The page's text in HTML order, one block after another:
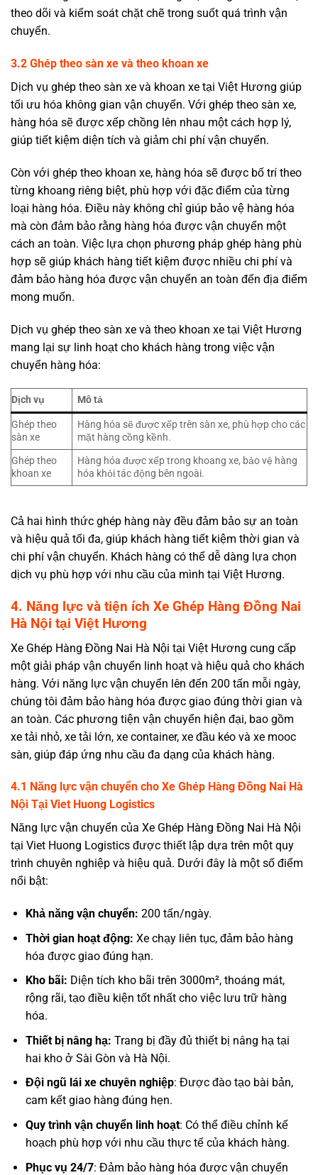
theo dõi và kiểm soát chặt chẽ trong suốt quá trình vận
chuyển.
3.2 Ghép theo sàn xe và theo khoan xe
Dịch vụ ghép theo sàn xe và khoan xe tại Việt Hương giúp
tối ưu hóa không gian vận chuyển. Với ghép theo sàn xe,
hàng hóa sẽ được xếp chồng lên nhau một cách hợp lý,
giúp tiết kiệm diện tích và giảm chi phí vận chuyển.
Còn với ghép theo khoan xe, hàng hóa sẽ được bố trí theo
từng khoang riêng biệt, phù hợp với đặc điểm của từng
loại hàng hóa. Điều này không chỉ giúp bảo vệ hàng hóa
mà còn đảm bảo rằng hàng hóa được vận chuyển một
cách an toàn. Việc lựa chọn phương pháp ghép hàng phù
hợp sẽ giúp khách hàng tiết kiệm được nhiều chi phí và
đảm bảo hàng hóa được vận chuyển an toàn đến địa điểm
mong muốn.
Dịch vụ ghép theo sàn xe và theo khoan xe tại Việt Hương
mang lại sự linh hoạt cho khách hàng trong việc vận
chuyển hàng hóa:
Dịch vụ Mô tả
Ghép theo
sàn xe
Hàng hóa sẽ được xếp trên sàn xe, phù hợp cho các
mặt hàng cồng kềnh.
Ghép theo
khoan xe
Hàng hóa được xếp trong khoang xe, bảo vệ hàng
hóa khỏi tác động bên ngoài.
Cả hai hình thức ghép hàng này đều đảm bảo sự an toàn
và hiệu quả tối đa, giúp khách hàng tiết kiệm thời gian và
chi phí vận chuyển. Khách hàng có thể dễ dàng lựa chọn
dịch vụ phù hợp với nhu cầu của mình tại Việt Hương.
4. Năng lực và tiện ích Xe Ghép Hàng Đồng Nai
Hà Nội tại Việt Hương
Xe Ghép Hàng Đồng Nai Hà Nội tại Việt Hương cung cấp
một giải pháp vận chuyển linh hoạt và hiệu quả cho khách
hàng. Với năng lực vận chuyển lên đến 200 tấn mỗi ngày,
chúng tôi đảm bảo hàng hóa được giao đúng thời gian và
an toàn. Các phương tiện vận chuyển hiện đại, bao gồm
xe tải nhỏ, xe tải lớn, xe container, xe đầu kéo và xe mooc
sàn, giúp đáp ứng nhu cầu đa dạng của khách hàng.
4.1 Năng lực vận chuyển cho Xe Ghép Hàng Đồng Nai Hà
Nội Tại Viet Huong Logistics
Năng lực vận chuyển của Xe Ghép Hàng Đồng Nai Hà Nội
tại Viet Huong Logistics được thiết lập dựa trên một quy
trình chuyên nghiệp và hiệu quả. Dưới đây là một số điểm
nổi bật:
Khả năng vận chuyển: 200 tấn/ngày.
Thời gian hoạt động: Xe chạy liên tục, đảm bảo hàng
hóa được giao đúng hạn.
Kho bãi: Diện tích kho bãi trên 3000m², thoáng mát,
rộng rãi, tạo điều kiện tốt nhất cho việc lưu trữ hàng
hóa.
Thiết bị nâng hạ: Trang bị đầy đủ thiết bị nâng hạ tại
hai kho ở Sài Gòn và Hà Nội.
Đội ngũ lái xe chuyên nghiệp: Được đào tạo bài bản,
cam kết giao hàng đúng hẹn.
Quy trình vận chuyển linh hoạt: Có thể điều chỉnh kế
hoạch phù hợp với nhu cầu thực tế của khách hàng.
Phục vụ 24/7: Đảm bảo hàng hóa được vận chuyển